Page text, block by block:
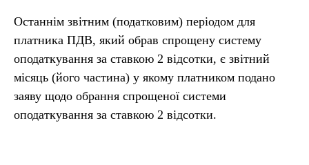
Останнім звітним (податковим) періодом для
платника ПДВ, який обрав спрощену систему
оподаткування за ставкою 2 відсотки, є звітний
місяць (його частина) у якому платником подано
заяву щодо обрання спрощеної системи
оподаткування за ставкою 2 відсотки.